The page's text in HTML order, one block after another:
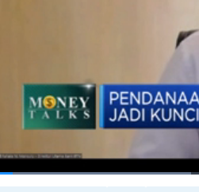
kepercayaan masyarakat ke
bagaimana pula kelanjutan dari
tahap I BTN? Selengkapnya
Nugraha Mansury dalam Power
Bagikan: